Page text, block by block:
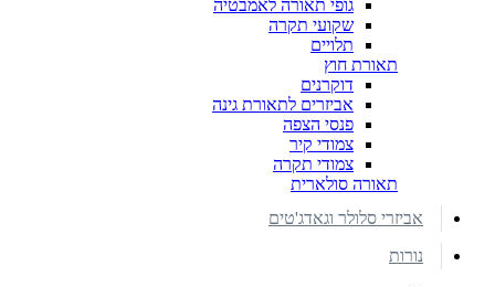
גופי תאורה לאמבטיה
שקועי תקרה
תלויים
תאורת חוץ
דוקרנים
אביזרים לתאורת גינה
פנסי הצפה
צמודי קיר
צמודי תקרה
תאורה סולארית
אביזרי סלולר וגאדג'טים
נורות